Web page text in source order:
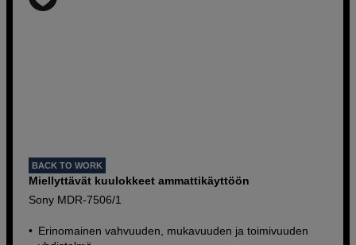
BACK TO WORK
Miellyttävät kuulokkeet ammattikäyttöön
Sony MDR-7506/1
Erinomainen vahvuuden, mukavuuden ja toimivuuden